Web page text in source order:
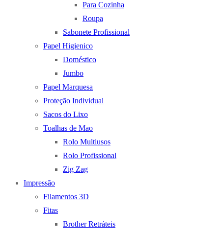
Para Cozinha
Roupa
Sabonete Profissional
Papel Higienico
Doméstico
Jumbo
Papel Marquesa
Proteção Individual
Sacos do Lixo
Toalhas de Mao
Rolo Multiusos
Rolo Profissional
Zig Zag
Impressão
Filamentos 3D
Fitas
Brother Retráteis